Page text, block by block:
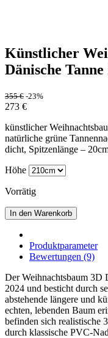
Künstlicher
Dänische Tanne
355€ -23%
273 €
künstlicher
natürliche grüne
dicht, Spitzenlänge –
Höhe
Vorrätig
In den Warenkorb
Produktparameter
Bewertungen (9)
Der Weihnachtsbaum 3D
2024 und besticht durch
abstehende längere und
echten, lebenden Baum
befinden sich realistische
durch klassische PVC-